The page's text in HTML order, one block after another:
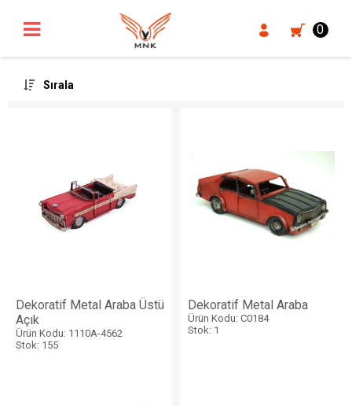
0
Sırala
Dekoratif Metal Araba Üstü
Açık
Ürün Kodu: 1110A-4562
Stok: 155
Dekoratif Metal Araba
Ürün Kodu: C0184
Stok: 1